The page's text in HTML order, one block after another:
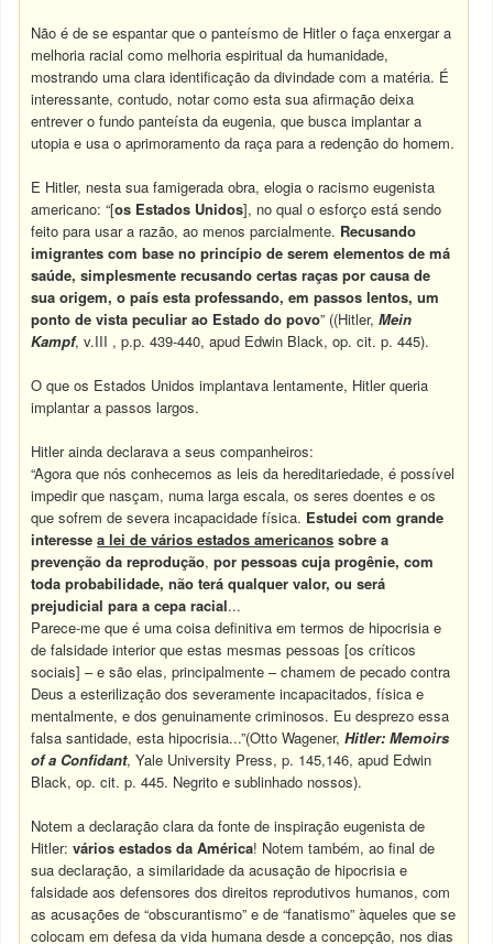
Não é de se espantar que o panteísmo de Hitler o faça enxergar a
melhoria racial como melhoria espiritual da humanidade,
mostrando uma clara identificação da divindade com a matéria. É
interessante, contudo, notar como esta sua afirmação deixa
entrever o fundo panteísta da eugenia, que busca implantar a
utopia e usa o aprimoramento da raça para a redenção do homem.
E Hitler, nesta sua famigerada obra, elogia o racismo eugenista
americano: “[os Estados Unidos], no qual o esforço está sendo
feito para usar a razão, ao menos parcialmente. Recusando
imigrantes com base no princípio de serem elementos de má
saúde, simplesmente recusando certas raças por causa de
sua origem, o país esta professando, em passos lentos, um
ponto de vista peculiar ao Estado do povo” ((Hitler,Mein
Kampf, v.III , p.p. 439-440, apud Edwin Black, op. cit. p. 445).
O que os Estados Unidos implantava lentamente, Hitler queria
implantar a passos largos.
Hitler ainda declarava a seus companheiros:
“Agora que nós conhecemos as leis da hereditariedade, é possível
impedir que nasçam, numa larga escala, os seres doentes e os
que sofrem de severa incapacidade física. Estudei com grande
interessea lei de vários estados americanos sobre a
prevenção da reprodução, por pessoas cuja progênie, com
toda probabilidade, não terá qualquer valor, ou será
prejudicial para a cepa racial...
Parece-me que é uma coisa definitiva em termos de hipocrisia e
de falsidade interior que estas mesmas pessoas [os críticos
sociais] – e são elas, principalmente – chamem de pecado contra
Deus a esterilização dos severamente incapacitados, física e
mentalmente, e dos genuinamente criminosos. Eu desprezo essa
falsa santidade, esta hipocrisia...”(Otto Wagener,Hitler: Memoirs
of a Confidant, Yale University Press, p. 145,146, apud Edwin
Black, op. cit. p. 445. Negrito e sublinhado nossos).
Notem a declaração clara da fonte de inspiração eugenista de
Hitler:vários estados da América! Notem também, ao final de
sua declaração, a similaridade da acusação de hipocrisia e
falsidade aos defensores dos direitos reprodutivos humanos, com
as acusações de “obscurantismo” e de “fanatismo” àqueles que se
colocam em defesa da vida humana desde a concepção, nos dias